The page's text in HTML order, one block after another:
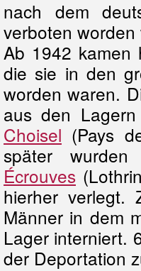
nach dem
verboten worden
Ab 1942 kamen
die sie in den
worden waren.
aus den
Choisel (Pays
später
Écrouves
hierher verlegt.
Männer in dem
Lager interniert.
der Deportation